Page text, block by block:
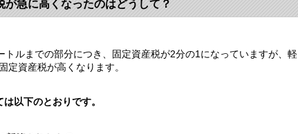
急に高くなったのはどうして？
ルまでの部分につき、固定資産税が2分の1になっていますが、軽
定資産税が高くなります。
以下のとおりです。